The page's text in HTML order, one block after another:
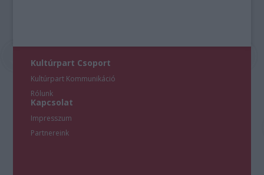
Kultúrpart Csoport
Kultúrpart Kommunikáció
Rólunk
Kapcsolat
Impresszum
Partnereink